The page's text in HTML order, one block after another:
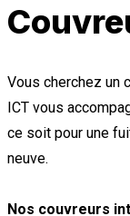
Vous cherchez un
ICT vous
ce soit pour une
neuve.
Nos couvreurs